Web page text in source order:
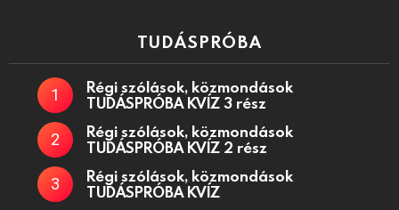
TUDÁSPRÓBA
Régi szólások, közmondások
TUDÁSPRÓBA KVÍZ 3 rész
Régi szólások, közmondások
TUDÁSPRÓBA KVÍZ 2 rész
Régi szólások, közmondások
TUDÁSPRÓBA KVÍZ